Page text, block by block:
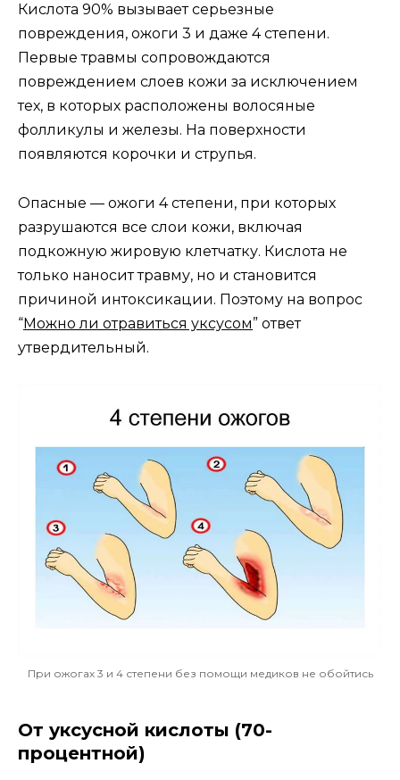
Кислота 90% вызывает серьезные
повреждения, ожоги 3 и даже 4 степени.
Первые травмы сопровождаются
повреждением слоев кожи за исключением
тех, в которых расположены волосяные
фолликулы и железы. На поверхности
появляются корочки и струпья.
Опасные — ожоги 4 степени, при которых
разрушаются все слои кожи, включая
подкожную жировую клетчатку. Кислота не
только наносит травму, но и становится
причиной интоксикации. Поэтому на вопрос
“Можно ли отравиться уксусом” ответ
утвердительный.
При ожогах 3 и 4 степени без помощи медиков не обойтись
От уксусной кислоты (70-
процентной)